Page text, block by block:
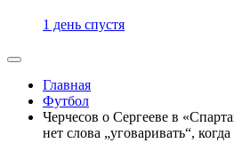
1 день спустя
Главная
Футбол
Черчесов о Сергееве в
нет слова „уговаривать“,